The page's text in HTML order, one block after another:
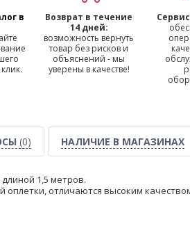
в
Возврат в течение
14 дней:
возможность вернуть
товар без рисков и
объяснений - мы
уверены в качестве!
(0) НАЛИЧИЕ В МАГАЗИНАХ
1,5 метров.
отличаются высоким